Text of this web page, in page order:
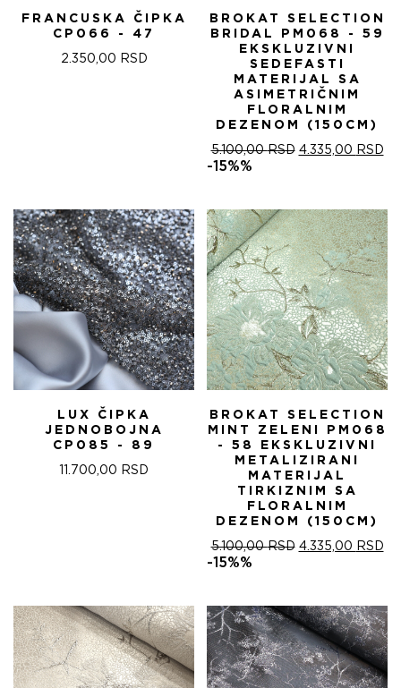
FRANCUSKA ČIPKA
CP066 - 47
2.350,00 RSD
BROKAT SELECTION
BRIDAL PM068 - 59
EKSKLUZIVNI
SEDEFASTI
MATERIJAL SA
ASIMETRIČNIM
FLORALNIM
DEZENOM (150CM)
5.100,00RSD ОРИГИНАЛНА
5.100,00 RSD.
4.335,00 RSD
-15%%
LUX ČIPKA
JEDNOBOJNA
CP085 - 89
11.700,00 RSD
BROKAT SELECTION
MINT ZELENI PM068
- 58 EKSKLUZIVNI
METALIZIRANI
MATERIJAL
TIRKIZNIM SA
FLORALNIM
DEZENOM (150CM)
5.100,00RSD ОРИГИНАЛНА
5.100,00 RSD.
4.335,00 RSD
-15%%